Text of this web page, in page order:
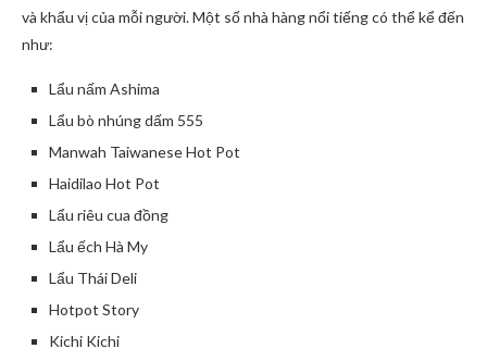
và khẩu vị của mỗi người. Một số nhà hàng nổi tiếng có thể kể đến
như:
Lẩu nấm Ashima
Lẩu bò nhúng dấm 555
Manwah Taiwanese Hot Pot
Haidilao Hot Pot
Lẩu riêu cua đồng
Lẩu ếch Hà My
Lẩu Thái Deli
Hotpot Story
Kichi Kichi